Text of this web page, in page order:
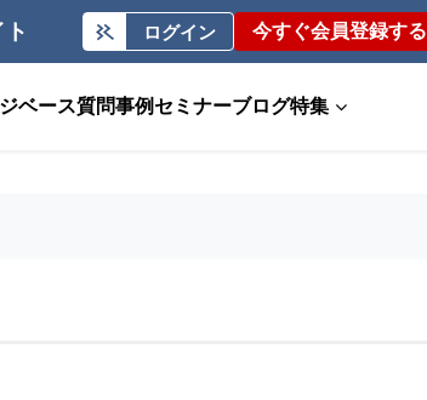
ログイン 今すぐ会員登録する
ベース質問事例 セミナーブログ特集